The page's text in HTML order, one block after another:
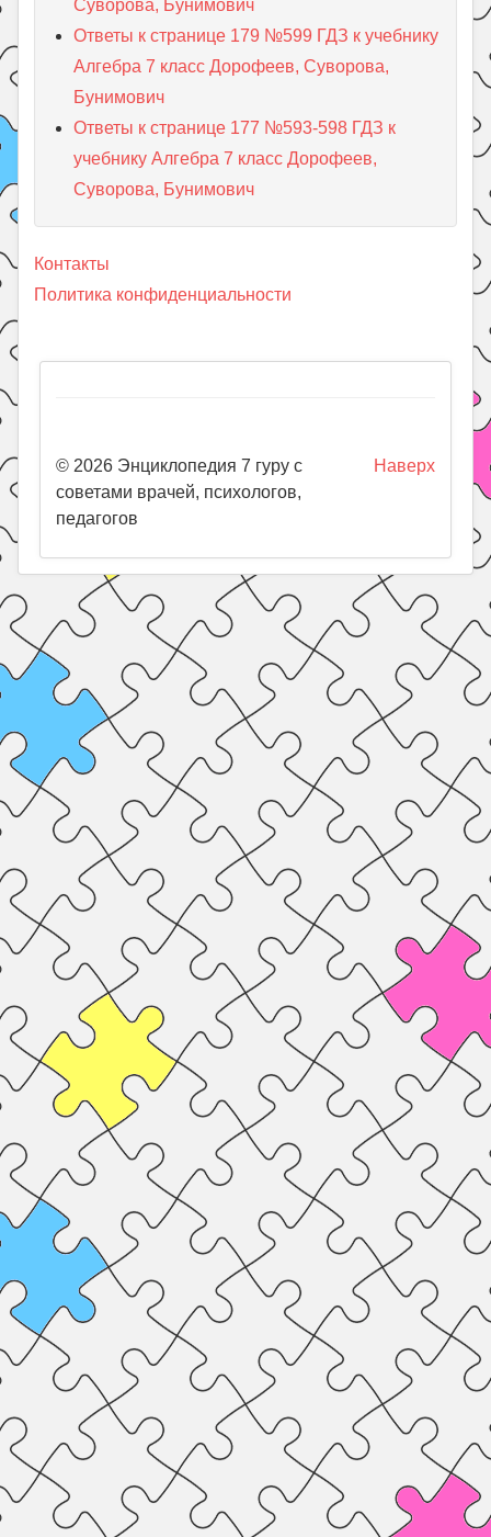
Суворова, Бунимович
Ответы к странице 179 №599 ГДЗ к учебнику
Алгебра 7 класс Дорофеев, Суворова,
Бунимович
Ответы к странице 177 №593-598 ГДЗ к
учебнику Алгебра 7 класс Дорофеев,
Суворова, Бунимович
Контакты
Политика конфиденциальности
Наверх
© 2026 Энциклопедия 7 гуру с
советами врачей, психологов,
педагогов